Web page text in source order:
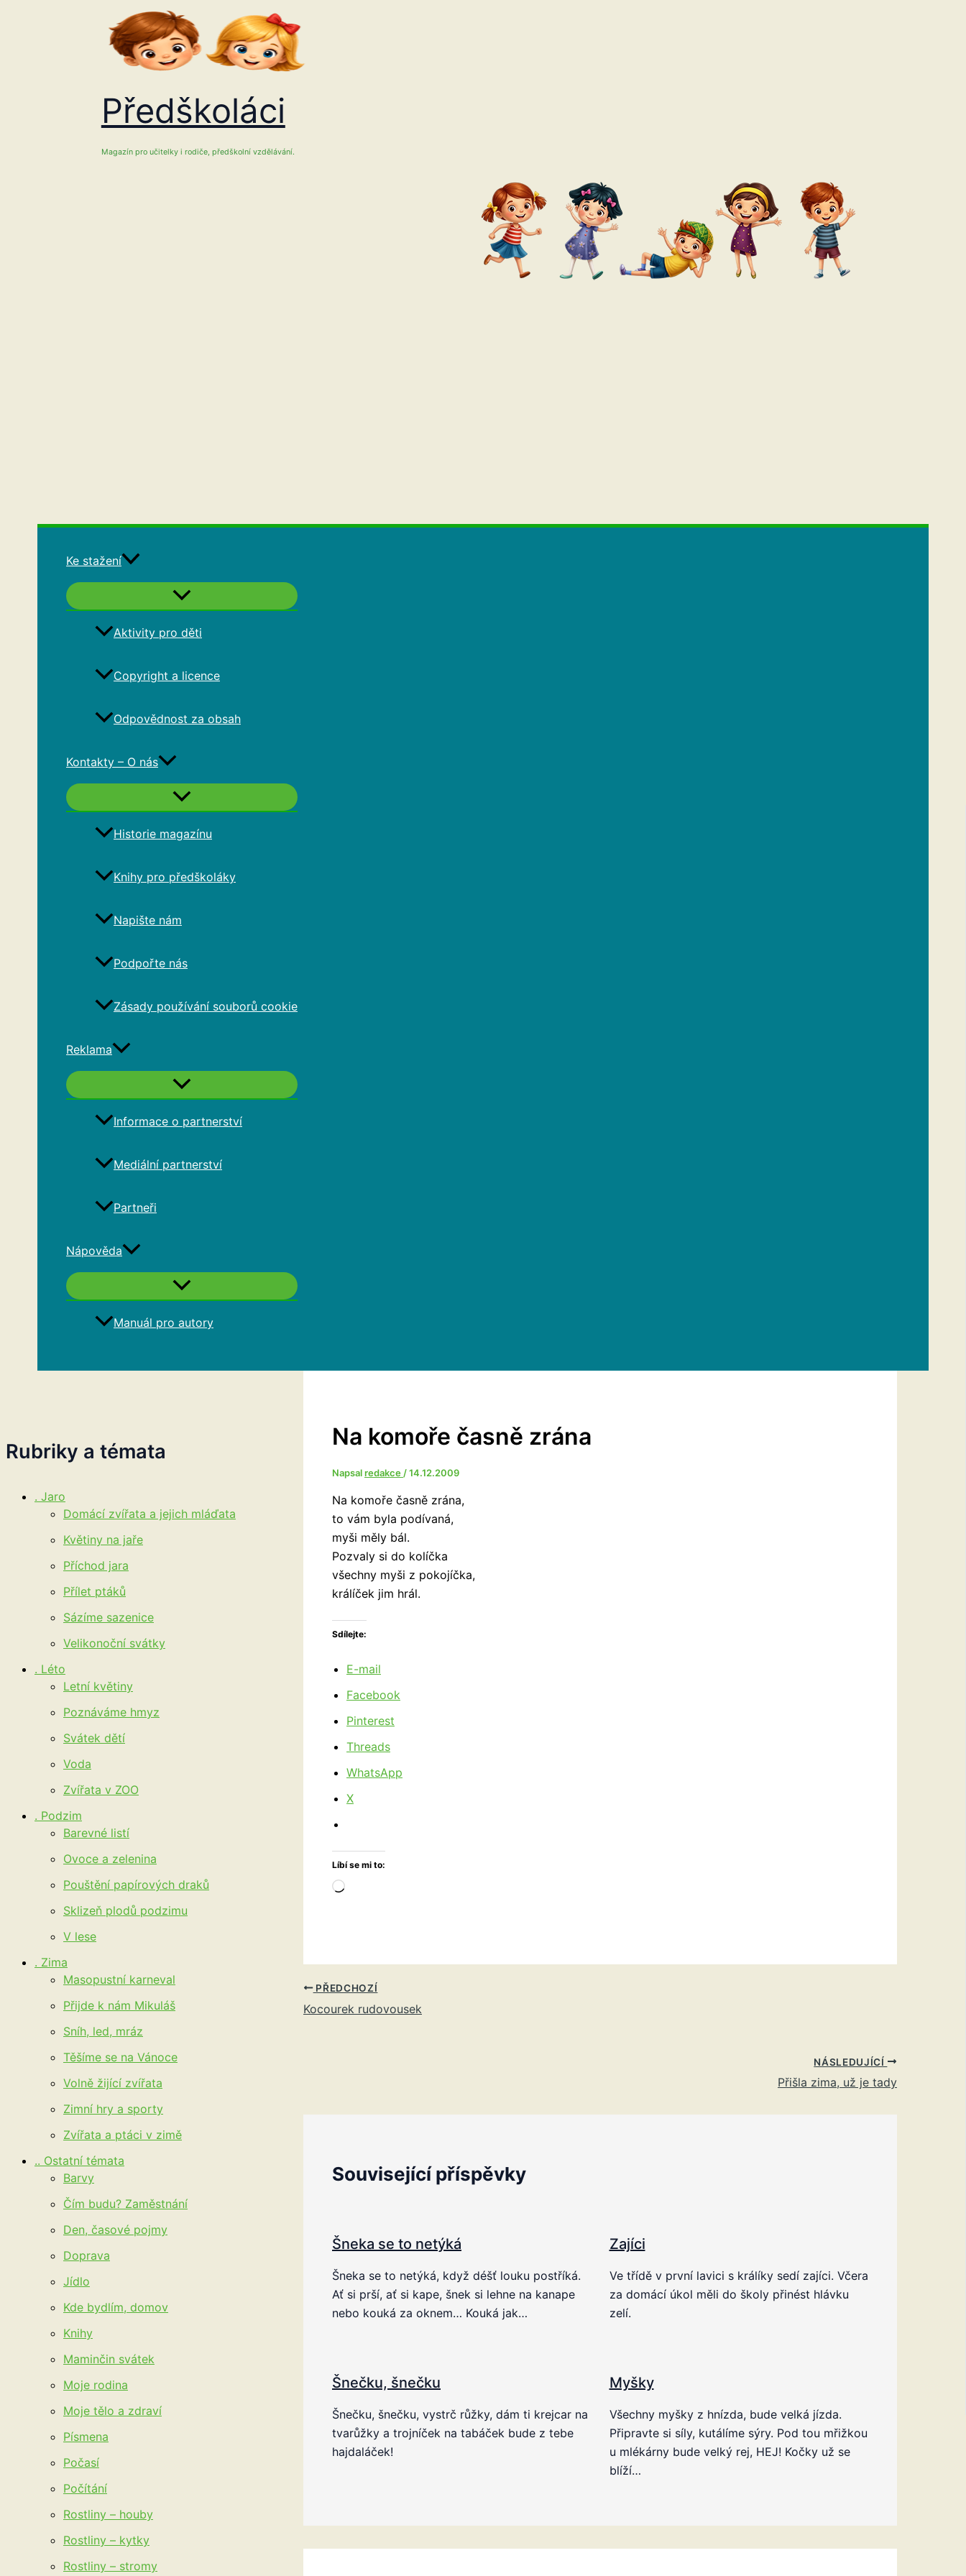
Předškoláci
Magazín pro učitelky i rodiče, předškolní vzdělávání.
Ke stažení
Aktivity pro děti
Copyright a licence
Odpovědnost za obsah
Kontakty – O nás
Historie magazínu
Knihy pro předškoláky
Napište nám
Podpořte nás
Zásady používání souborů cookie
Reklama
Informace o partnerství
Mediální partnerství
Partneři
Nápověda
Manuál pro autory
Rubriky a témata
. Jaro
Domácí zvířata a jejich mláďata
Květiny na jaře
Příchod jara
Přílet ptáků
Sázíme sazenice
Velikonoční svátky
. Léto
Letní květiny
Poznáváme hmyz
Svátek dětí
Voda
Zvířata v ZOO
. Podzim
Barevné listí
Ovoce a zelenina
Pouštění papírových draků
Sklizeň plodů podzimu
V lese
. Zima
Masopustní karneval
Přijde k nám Mikuláš
Sníh, led, mráz
Těšíme se na Vánoce
Volně žijící zvířata
Zimní hry a sporty
Zvířata a ptáci v zimě
.. Ostatní témata
Barvy
Čím budu? Zaměstnání
Den, časové pojmy
Doprava
Jídlo
Kde bydlím, domov
Knihy
Maminčin svátek
Moje rodina
Moje tělo a zdraví
Písmena
Počasí
Počítání
Rostliny – houby
Rostliny – kytky
Rostliny – stromy
Na komoře časně zrána
Napsalredakce /14.12.2009
Na komoře časně zrána,
to vám byla podívaná,
myši měly bál.
Pozvaly si do kolíčka
všechny myši z pokojíčka,
králíček jim hrál.
Sdílejte:
E-mail
Facebook
Pinterest
Threads
WhatsApp
X
Líbí se mi to:
Načítání…
PŘEDCHOZÍ
Kocourek rudovousek
NÁSLEDUJÍCÍ
Přišla zima, už je tady
Související příspěvky
Šneka se to netýká
Šneka se to netýká, když déšť louku postříká.
Ať si prší, ať si kape, šnek si lehne na kanape
nebo kouká za oknem… Kouká jak…
Zajíci
Ve třídě v první lavici s králíky sedí zajíci. Včera
za domácí úkol měli do školy přinést hlávku
zelí.
Šnečku, šnečku
Šnečku, šnečku, vystrč růžky, dám ti krejcar na
tvarůžky a trojníček na tabáček bude z tebe
hajdaláček!
Myšky
Všechny myšky z hnízda, bude velká jízda.
Připravte si síly, kutálíme sýry. Pod tou mřižkou
u mlékárny bude velký rej, HEJ! Kočky už se
blíží…